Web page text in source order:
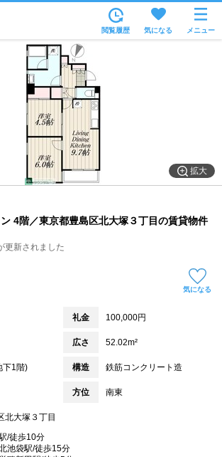
沿線・駅から
住所から
家賃相場から
通勤通学時間から
物件特集から
閲覧履歴 気になる メニュー
拡大
4階／東京都豊島区北大塚３丁目の賃貸物件
更新されました
気になる
礼金 100,000円
広さ 52.02m²
下1階) 構造 鉄筋コンクリート造
方位 南東
北大塚３丁目
/徒歩10分
池袋駅/徒歩15分